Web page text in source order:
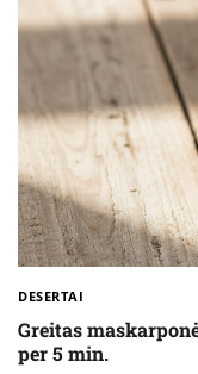
DESERTAI
Greitas
per 5 min.